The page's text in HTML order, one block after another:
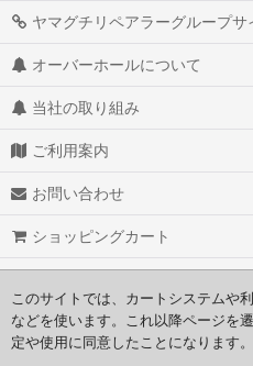
ヤマグチリペアラーグループサ
オーバーホールについて
当社の取り組み
ご利用案内
お問い合わせ
ショッピングカート
© yamaguchi
このサイトでは、カートシステムや
などを使います。これ以降ページを
定や使用に同意したことになります